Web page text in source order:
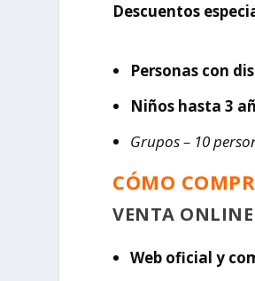
Descuentos
Personas con
Niños hasta 3
Grupos – 10
CÓMO
VENTA
Web oficial y